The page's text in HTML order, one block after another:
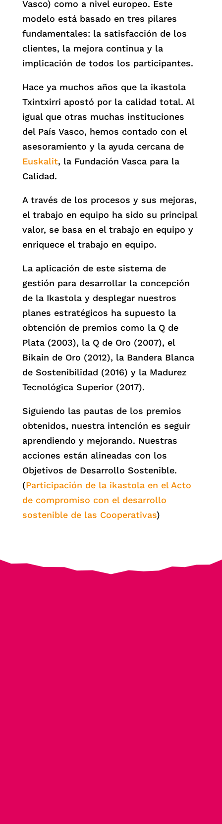
Vasco) como a nivel europeo. Este
modelo está basado en tres pilares
fundamentales: la satisfacción de los
clientes, la mejora continua y la
implicación de todos los participantes.
Hace ya muchos años que la ikastola
Txintxirri apostó por la calidad total. Al
igual que otras muchas instituciones
del País Vasco, hemos contado con el
asesoramiento y la ayuda cercana de
Euskalit, la Fundación Vasca para la
Calidad.
A través de los procesos y sus mejoras,
el trabajo en equipo ha sido su principal
valor, se basa en el trabajo en equipo y
enriquece el trabajo en equipo.
La aplicación de este sistema de
gestión para desarrollar la concepción
de la Ikastola y desplegar nuestros
planes estratégicos ha supuesto la
obtención de premios como la Q de
Plata (2003), la Q de Oro (2007), el
Bikain de Oro (2012), la Bandera Blanca
de Sostenibilidad (2016) y la Madurez
Tecnológica Superior (2017).
Siguiendo las pautas de los premios
obtenidos, nuestra intención es seguir
aprendiendo y mejorando. Nuestras
acciones están alineadas con los
Objetivos de Desarrollo Sostenible.
(Participación de la ikastola en el Acto
de compromiso con el desarrollo
sostenible de las Cooperativas)